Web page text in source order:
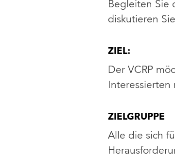
Begleiten Sie
diskutieren
ZIEL:
Der VCRP
ZIELGRUPPE
Alle die sich